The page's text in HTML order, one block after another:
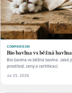
COMPARISON
Bio bavlna vs běžná
Bio bavlna vs běžná bavlna: Jaké
prostředí, ceny a certifikací.
Jul 25, 2026